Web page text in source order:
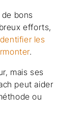
bons
efforts,
les
.
mais ses
peut aider
ou